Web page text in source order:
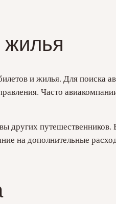
и жилья. Для поиска
Часто
других
на дополнительные